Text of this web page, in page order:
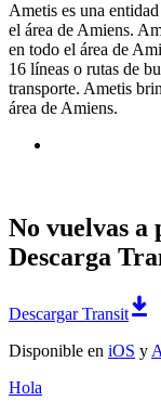
Ametis es una
el área de Amiens.
en todo el área de
16 líneas o rutas de
transporte. Ametis
área de Amiens.
No vuelvas a
Descarga
Descargar Transit
Disponible en iOS y
Hola